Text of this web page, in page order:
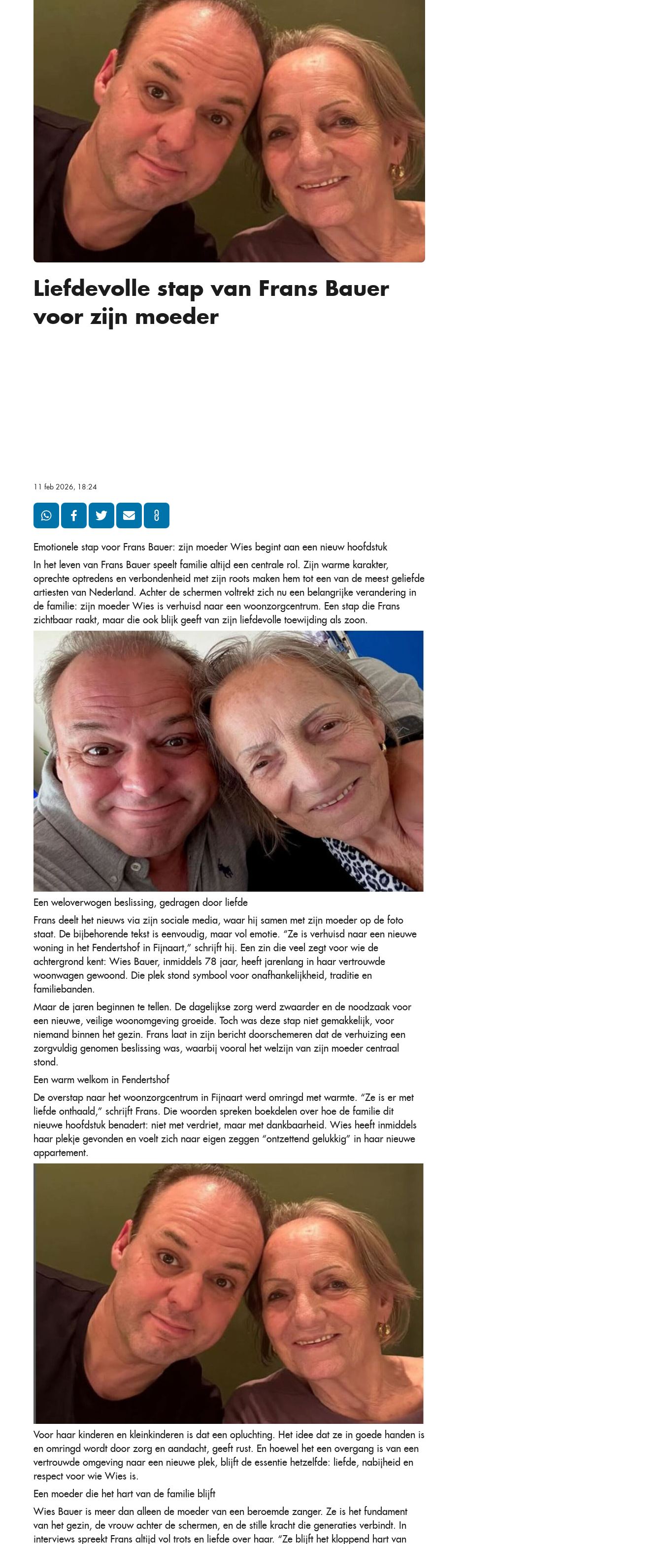
Liefdevolle stap van Frans Bauer
voor zijn moeder
11 feb 2026, 18:24
Emotionele stap voor Frans Bauer: zijn moeder Wies begint aan een nieuw hoofdstuk
In het leven van Frans Bauer speelt familie altijd een centrale rol. Zijn warme karakter,
oprechte optredens en verbondenheid met zijn roots maken hem tot een van de meest geliefde
artiesten van Nederland. Achter de schermen voltrekt zich nu een belangrijke verandering in
de familie: zijn moeder Wies is verhuisd naar een woonzorgcentrum. Een stap die Frans
zichtbaar raakt, maar die ook blijk geeft van zijn liefdevolle toewijding als zoon.
Een weloverwogen beslissing, gedragen door liefde
Frans deelt het nieuws via zijn sociale media, waar hij samen met zijn moeder op de foto
staat. De bijbehorende tekst is eenvoudig, maar vol emotie. “Ze is verhuisd naar een nieuwe
woning in het Fendertshof in Fijnaart,” schrijft hij. Een zin die veel zegt voor wie de
achtergrond kent: Wies Bauer, inmiddels 78 jaar, heeft jarenlang in haar vertrouwde
woonwagen gewoond. Die plek stond symbool voor onafhankelijkheid, traditie en
familiebanden.
Maar de jaren beginnen te tellen. De dagelijkse zorg werd zwaarder en de noodzaak voor
een nieuwe, veilige woonomgeving groeide. Toch was deze stap niet gemakkelijk, voor
niemand binnen het gezin. Frans laat in zijn bericht doorschemeren dat de verhuizing een
zorgvuldig genomen beslissing was, waarbij vooral het welzijn van zijn moeder centraal
stond.
Een warm welkom in Fendertshof
De overstap naar het woonzorgcentrum in Fijnaart werd omringd met warmte. “Ze is er met
liefde onthaald,” schrijft Frans. Die woorden spreken boekdelen over hoe de familie dit
nieuwe hoofdstuk benadert: niet met verdriet, maar met dankbaarheid. Wies heeft inmiddels
haar plekje gevonden en voelt zich naar eigen zeggen “ontzettend gelukkig” in haar nieuwe
appartement.
Voor haar kinderen en kleinkinderen is dat een opluchting. Het idee dat ze in goede handen is
en omringd wordt door zorg en aandacht, geeft rust. En hoewel het een overgang is van een
vertrouwde omgeving naar een nieuwe plek, blijft de essentie hetzelfde: liefde, nabijheid en
respect voor wie Wies is.
Een moeder die het hart van de familie blijft
Wies Bauer is meer dan alleen de moeder van een beroemde zanger. Ze is het fundament
van het gezin, de vrouw achter de schermen, en de stille kracht die generaties verbindt. In
interviews spreekt Frans altijd vol trots en liefde over haar. “Ze blijft het kloppend hart van